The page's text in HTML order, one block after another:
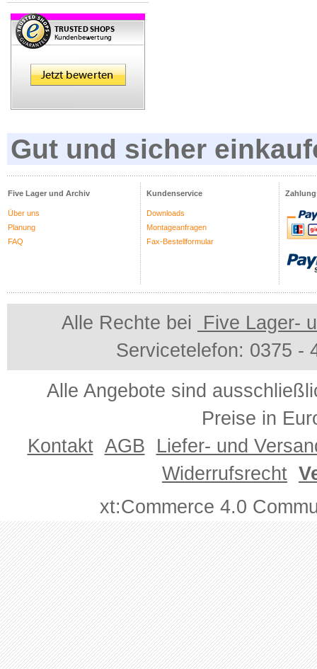
Gut und sicher
Five Lager und Archiv
Über uns
Planung
FAQ
Kundenservice
Downloads
Montageanfragen
Fax-Bestellformular
Alle Rechte bei
Five Lager-
Servicetelefon: 0375 -
Alle Angebote sind
Preise in
Kontakt AGB
Liefer- und
Widerrufsrecht
xt:Commerce 4.0